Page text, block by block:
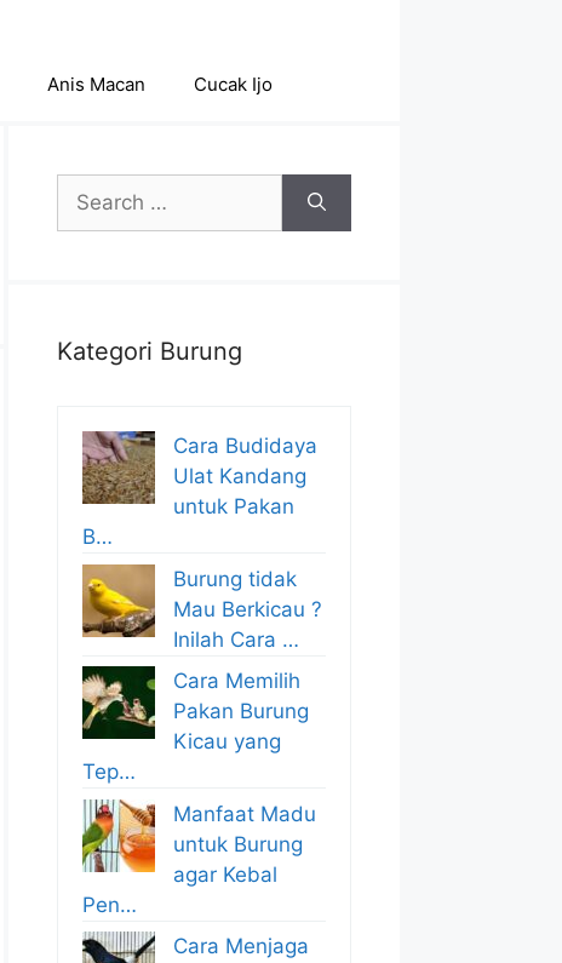
Anis Macan Cucak Ijo
Search
for:
Kategori Burung
Cara Budidaya
Ulat Kandang
untuk Pakan
B…
Burung tidak
Mau Berkicau ?
Inilah Cara …
Cara Memilih
Pakan Burung
Kicau yang
Tep…
Manfaat Madu
untuk Burung
agar Kebal
Pen…
Cara Menjaga